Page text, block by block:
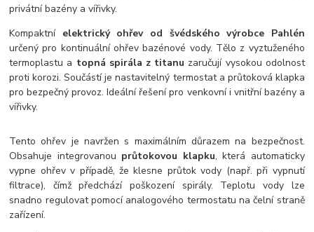
privátní bazény a vířivky.
Kompaktní elektrický ohřev od švédského výrobce Pahlén
určený pro kontinuální ohřev bazénové vody. Tělo z vyztuženého
termoplastu a topná spirála z titanu zaručují vysokou odolnost
proti korozi. Součástí je nastavitelný termostat a průtoková klapka
pro bezpečný provoz. Ideální řešení pro venkovní i vnitřní bazény a
vířivky.
Tento ohřev je navržen s maximálním důrazem na bezpečnost.
Obsahuje integrovanou průtokovou klapku, která automaticky
vypne ohřev v případě, že klesne průtok vody (např. při vypnutí
filtrace), čímž předchází poškození spirály. Teplotu vody lze
snadno regulovat pomocí analogového termostatu na čelní straně
zařízení.